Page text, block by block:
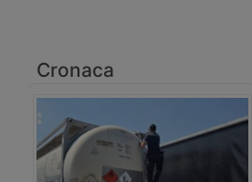
Cronaca